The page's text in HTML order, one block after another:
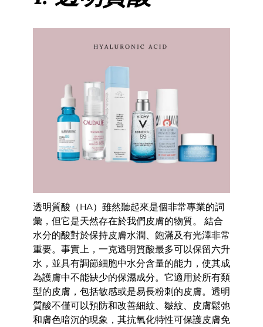
透明質酸（HA）雖然聽起來是個非常專業的詞
彙，但它是天然存在於我們皮膚的物質。 結合
水分的酸對於保持皮膚水潤、飽滿及有光澤非常
重要。事實上，一克透明質酸最多可以保留六升
水，並具有調節細胞中水分含量的能力，使其成
為護膚中不能缺少的保濕成分。它適用於所有類
型的皮膚，包括敏感或是易長粉刺的皮膚。透明
質酸不僅可以預防和改善細紋、皺紋、皮膚鬆弛
和膚色暗沉的現象，其抗氧化特性可保護皮膚免